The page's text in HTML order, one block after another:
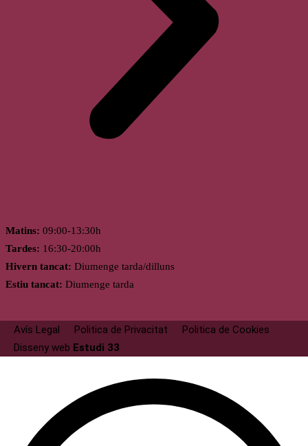
Matins: 09:00-13:30h
Tardes: 16:30-20:00h
Hivern tancat: Diumenge tarda/dilluns
Estiu tancat: Diumenge tarda
Avís Legal Politica de Privacitat
Politica de Cookies
Disseny web Estudi 33